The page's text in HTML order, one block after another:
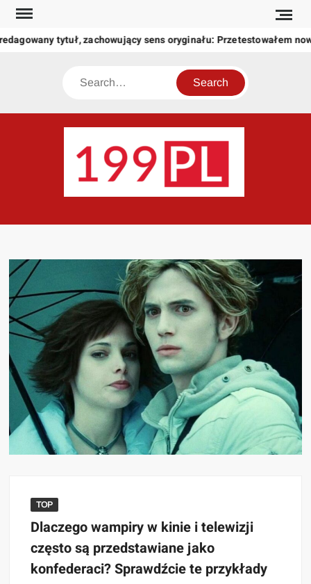
Skip
content
tytuł, zachowujący sens oryginału: Przetestowałem
Search
świat
TOP
Dlaczego wampiry w kinie i telewizji
często są przedstawiane jako
konfederaci? Sprawdźcie te przykłady